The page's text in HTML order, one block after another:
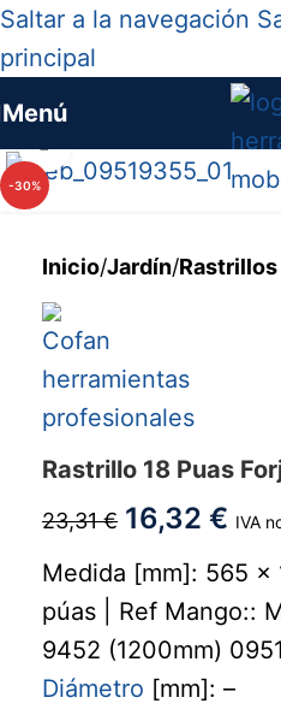
Saltar a la navegación
principal
Menú
-30%
Haga clic para
Inicio/Jardín/
Rastrillo 18 Puas
23,31€ 16,32 € IVA
Medida [mm]: 565 x
púas | Ref Mango::
9452 (1200mm)
Diámetro [mm]: –